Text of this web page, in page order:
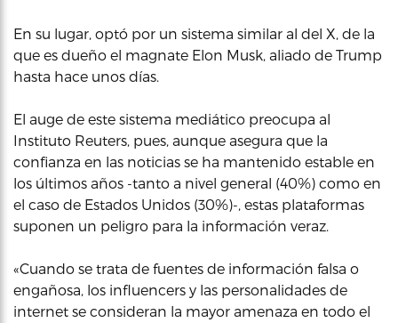
En su lugar, optó por un sistema similar al del X, de la
que es dueño el magnate Elon Musk, aliado de Trump
hasta hace unos días.
El auge de este sistema mediático preocupa al
Instituto Reuters, pues, aunque asegura que la
confianza en las noticias se ha mantenido estable en
los últimos años -tanto a nivel general (40%) como en
el caso de Estados Unidos (30%)-, estas plataformas
suponen un peligro para la información veraz.
«Cuando se trata de fuentes de información falsa o
engañosa, los influencers y las personalidades de
internet se consideran la mayor amenaza en todo el